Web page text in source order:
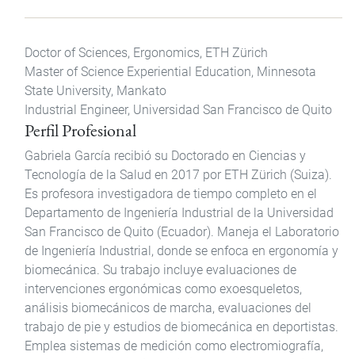
Doctor of Sciences, Ergonomics, ETH Zürich
Master of Science Experiential Education, Minnesota
State University, Mankato
Industrial Engineer, Universidad San Francisco de Quito
Perfil Profesional
Gabriela García recibió su Doctorado en Ciencias y
Tecnología de la Salud en 2017 por ETH Zürich (Suiza).
Es profesora investigadora de tiempo completo en el
Departamento de Ingeniería Industrial de la Universidad
San Francisco de Quito (Ecuador). Maneja el Laboratorio
de Ingeniería Industrial, donde se enfoca en ergonomía y
biomecánica. Su trabajo incluye evaluaciones de
intervenciones ergonómicas como exoesqueletos,
análisis biomecánicos de marcha, evaluaciones del
trabajo de pie y estudios de biomecánica en deportistas.
Emplea sistemas de medición como electromiografía,